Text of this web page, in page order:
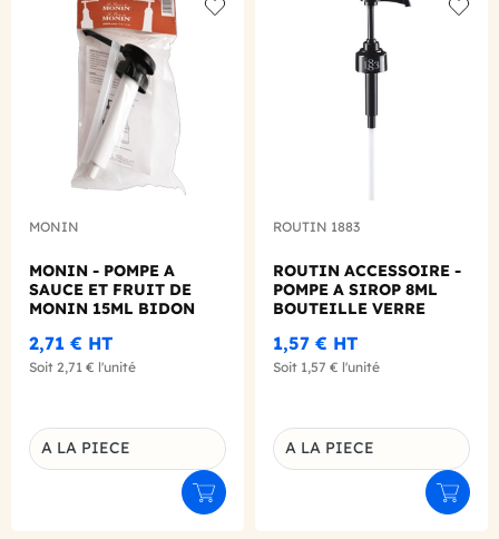
MONIN
MONIN - POMPE A
SAUCE ET FRUIT DE
MONIN 15ML BIDON
2,71 € HT
Soit 2,71 € l'unité
Déclinaison du produit
A LA PIECE
Ajouter au panier
ROUTIN 1883
ROUTIN ACCESSOIRE -
POMPE A SIROP 8ML
BOUTEILLE VERRE
1,57 € HT
Soit 1,57 € l'unité
Déclinaison du produit
A LA PIECE